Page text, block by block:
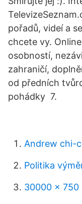
pořadů, videí a
chcete vy.
osobností,
zahraničí,
od předních
pohádky 7.
Andrew chi-
Politika
30000 x 750